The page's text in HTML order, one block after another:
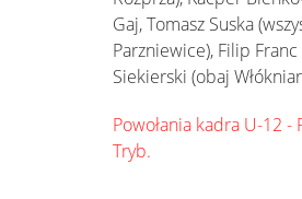
Gaj, Tomasz Suska
Parzniewice), Filip Franc
Siekierski (obaj
Powołania kadra U-12 -
Tryb.